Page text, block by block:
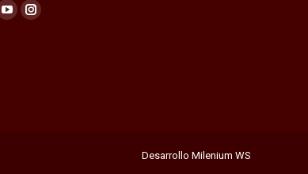
en:
YouTubeInstagram
Desarrollo Milenium WS